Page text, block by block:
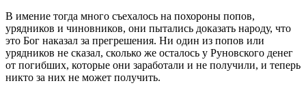
В имение тогда много съехалось на похороны попов,
урядников и чиновников, они пытались доказать народу, что
это Бог наказал за прегрешения. Ни один из попов или
урядников не сказал, сколько же осталось у Руновского денег
от погибших, которые они заработали и не получили, и теперь
никто за них не может получить.